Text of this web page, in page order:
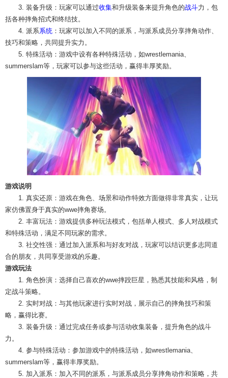
3. 装备升级：玩家可以通过收集和升级装备来提升角色的战斗力，包
括各种摔角招式和终结技。
4. 派系系统 ：玩家可以加入不同的派系，与派系成员分享摔角动作、
技巧和策略，共同提升实力。
5. 特殊活动：游戏中设有各种特殊活动，如wrestlemania、
summerslam等，玩家可以参与这些活动，赢得丰厚奖励。
游戏说明
1. 真实还原：游戏在角色、场景和动作特效方面做得非常真实，让玩
家仿佛置身于真实的wwe摔角赛场。
2. 丰富玩法：游戏提供多种玩法模式，包括单人模式、多人对战模式
和特殊活动，满足不同玩家的需求。
3. 社交性强：通过加入派系和与好友对战，玩家可以结识更多志同道
合的朋友，共同享受游戏的乐趣。
游戏玩法
1. 角色扮演：选择自己喜欢的wwe摔跤巨星，熟悉其技能和风格，制
定战斗策略。
2. 实时对战：与其他玩家进行实时对战，展示自己的摔角技巧和策
略，赢得比赛。
3. 装备升级：通过完成任务或参与活动收集装备，提升角色的战斗
力。
4. 参与特殊活动：参加游戏中的特殊活动，如wrestlemania、
summerslam等，赢得丰厚奖励。
5. 加入派系：加入不同的派系，与派系成员分享摔角动作和策略，共